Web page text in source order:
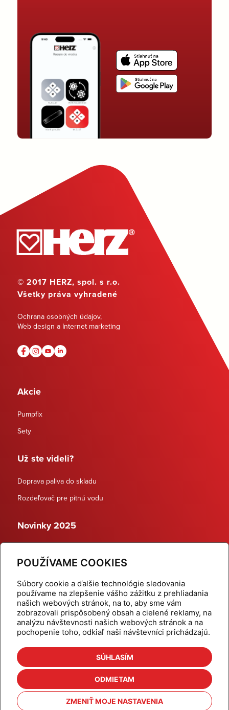
POUŽÍVAME COOKIES
Súbory cookie a ďalšie technológie sledovania
používame na zlepšenie vášho zážitku z prehliadania
našich webových stránok, na to, aby sme vám
zobrazovali prispôsobený obsah a cielené reklamy, na
analýzu návštevnosti našich webových stránok a na
pochopenie toho, odkiaľ naši návštevníci prichádzajú.
SÚHLASÍM
ODMIETAM
ZMENIŤ MOJE NASTAVENIA
© 2017 HERZ, spol. s r.o.
Všetky práva vyhradené
Ochrana osobných údajov,
Web design a Internet marketing
Akcie
Pumpfix
Sety
Už ste videli?
Doprava paliva do skladu
Rozdeľovač pre pitnú vodu
Novinky 2025
Dynamické termostatické ventily
Domov
Produkty
Aktuality
Odber šikovné tipy
Kalkulačky
Cenníky
Na stiahnutie
Referencie
Kontakt